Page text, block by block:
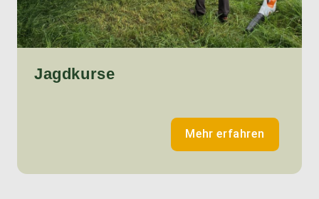
Jagdkurse
Mehr erfahren